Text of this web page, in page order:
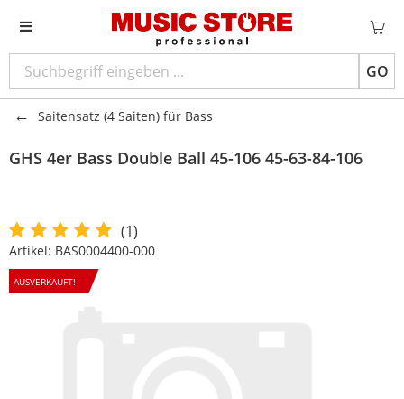
GO
Saitensatz (4 Saiten) für Bass
GHS 4er Bass Double Ball 45-106 45-63-84-106
(1)
Artikel: BAS0004400-000
AUSVERKAUFT!